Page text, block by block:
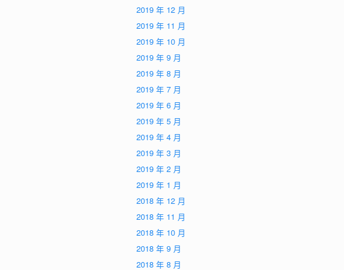
2019 年 12 月
2019 年 11 月
2019 年 10 月
2019 年 9 月
2019 年 8 月
2019 年 7 月
2019 年 6 月
2019 年 5 月
2019 年 4 月
2019 年 3 月
2019 年 2 月
2019 年 1 月
2018 年 12 月
2018 年 11 月
2018 年 10 月
2018 年 9 月
2018 年 8 月